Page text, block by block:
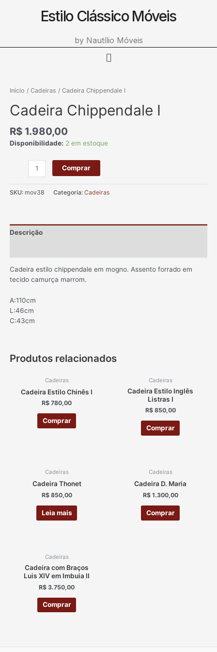
Estilo Clássico Móveis
by Nautílio Móveis
Menu
Início / Cadeiras / Cadeira Chippendale I
Cadeira Chippendale I
R$ 1.980,00
Disponibilidade: 2 em estoque
Chippendale
quantidade
Comprar
SKU: mov38 Categoria: Cadeiras
Descrição
Cadeira estilo chippendale em mogno. Assento forrado em
tecido camurça marrom.
A:110cm
L:46cm
C:43cm
Produtos relacionados
Cadeiras
Cadeira Estilo Chinês I
R$ 780,00
Comprar
Cadeiras
Cadeira Estilo Inglês
Listras I
R$850,00
Comprar
Cadeiras
Cadeira Thonet
R$850,00
Leia mais
Cadeiras
Cadeira D. Maria
R$1.300,00
Comprar
Cadeiras
Cadeira com Braços
Luis XIV em Imbuia II
R$ 3.750,00
Comprar